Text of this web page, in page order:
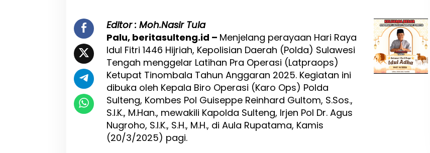
1
4
4
6
H
,
P
o
l
d
a
S
u
Editor : Moh.Nasir Tula
Palu, beritasulteng.id – Menjelang perayaan Hari Raya
Idul Fitri 1446 Hijriah, Kepolisian Daerah (Polda) Sulawesi
Tengah menggelar Latihan Pra Operasi (Latpraops)
Ketupat Tinombala Tahun Anggaran 2025. Kegiatan ini
dibuka oleh Kepala Biro Operasi (Karo Ops) Polda
Sulteng, Kombes Pol Guiseppe Reinhard Gultom, S.Sos.,
S.I.K., M.Han., mewakili Kapolda Sulteng, Irjen Pol Dr. Agus
Nugroho, S.I.K., S.H., M.H., di Aula Rupatama, Kamis
(20/3/2025) pagi.